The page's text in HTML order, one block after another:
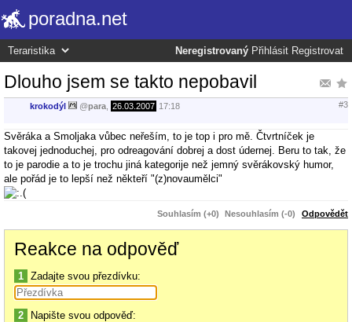
poradna.net
Neregistrovaný Přihlásit Registrovat
Dlouho jsem se takto nepobavil
krokodýl @para 26.03.2007 17:18 #3
Svěráka a Smoljaka vůbec neřeším, to je top i pro mě. Čtvrtníček je
takovej jednoduchej, pro odreagování dobrej a dost údernej. Beru to tak, že
to je parodie a to je trochu jiná kategorije než jemný svěrákovský humor,
ale pořád je to lepší než někteří "(z)novaumělci"
Souhlasím (+0) Nesouhlasím (-0) Odpovědět
Reakce na odpověď
1 Zadajte svou přezdívku:
2 Napište svou odpověď: